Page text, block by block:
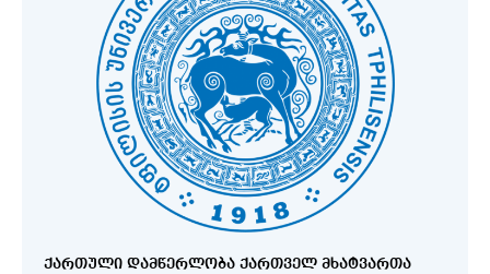
ᲥᲐᲠᲗᲣᲚᲘ ᲓᲐᲛᲬᲔᲠᲚᲝᲑᲐ ᲥᲐᲠᲗᲕᲔᲚ ᲛᲮᲐᲢᲕᲐᲠᲗᲐ